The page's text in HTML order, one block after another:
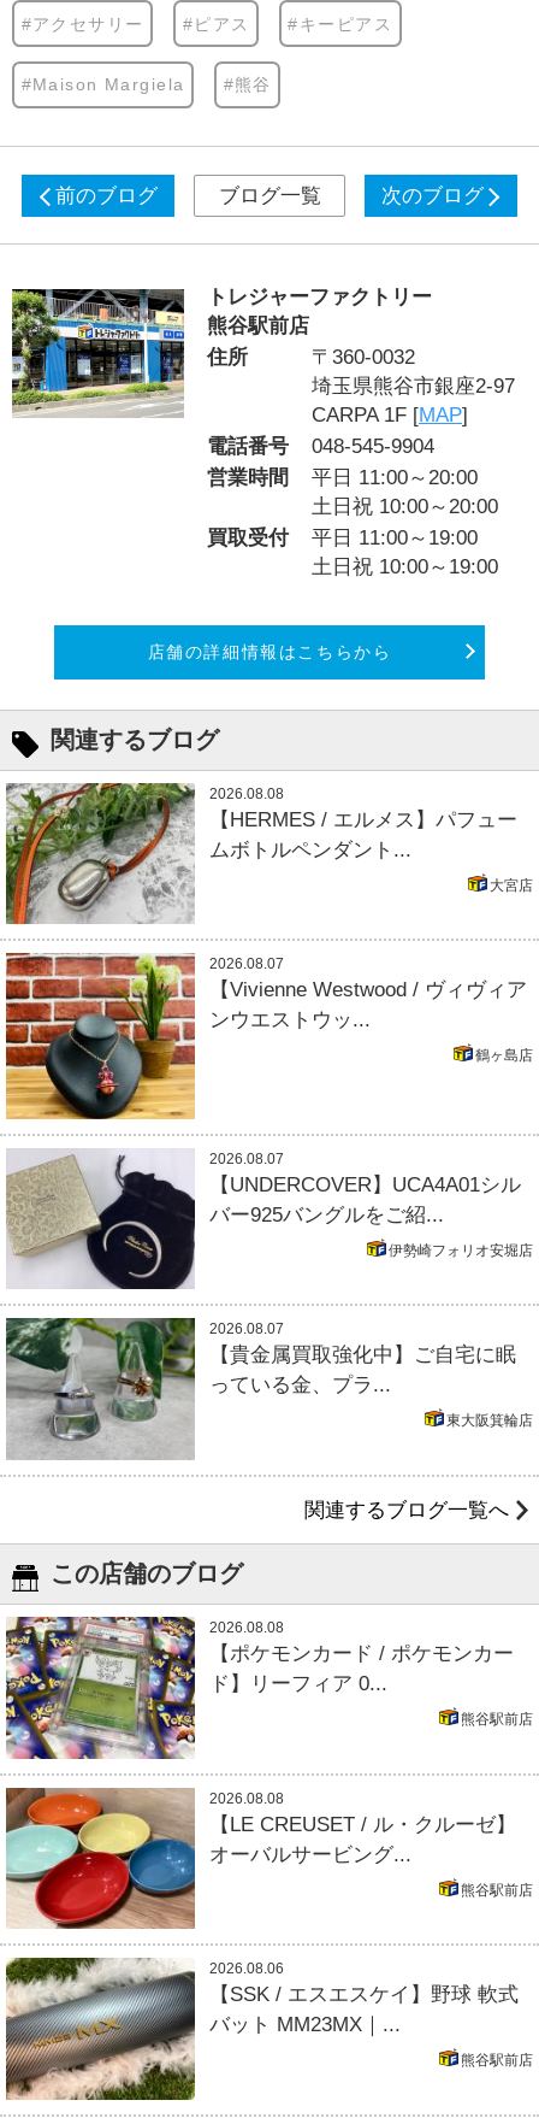
#アクセサリー #ピアス #キーピアス
#Maison Margiela #熊谷
前のブログ ブログ一覧 次のブログ
トレジャーファクトリー
熊谷駅前店
住所
〒360-0032
埼玉県熊谷市銀座2-97
CARPA 1F [MAP]
電話番号
048-545-9904
営業時間
平日 11:00～20:00
土日祝 10:00～20:00
買取受付
平日 11:00～19:00
土日祝 10:00～19:00
店舗の詳細情報はこちらから
関連するブログ
2026.08.08
【HERMES / エルメス】パフュー
ムボトルペンダント...
大宮店
2026.08.07
【Vivienne Westwood / ヴィヴィア
ンウエストウッ...
鶴ヶ島店
2026.08.07
【UNDERCOVER】UCA4A01シル
バー925バングルをご紹...
伊勢崎フォリオ安堀店
2026.08.07
【貴金属買取強化中】ご自宅に眠
っている金、プラ...
東大阪箕輪店
関連するブログ一覧へ
この店舗のブログ
2026.08.08
【ポケモンカード / ポケモンカー
ド】リーフィア 0...
熊谷駅前店
2026.08.08
【LE CREUSET / ル・クルーゼ】
オーバルサービング...
熊谷駅前店
2026.08.06
【SSK / エスエスケイ】野球 軟式
バット MM23MX｜...
熊谷駅前店